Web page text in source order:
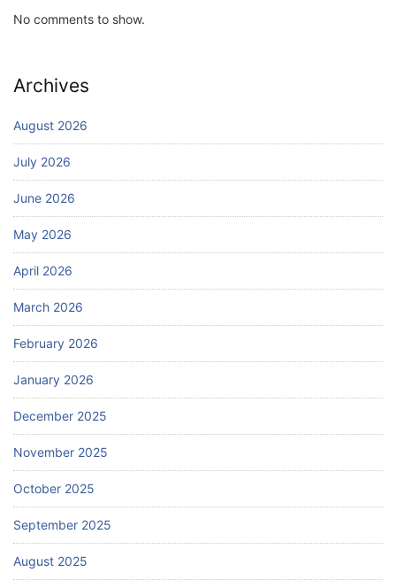
No comments to show.
Archives
August 2026
July 2026
June 2026
May 2026
April 2026
March 2026
February 2026
January 2026
December 2025
November 2025
October 2025
September 2025
August 2025